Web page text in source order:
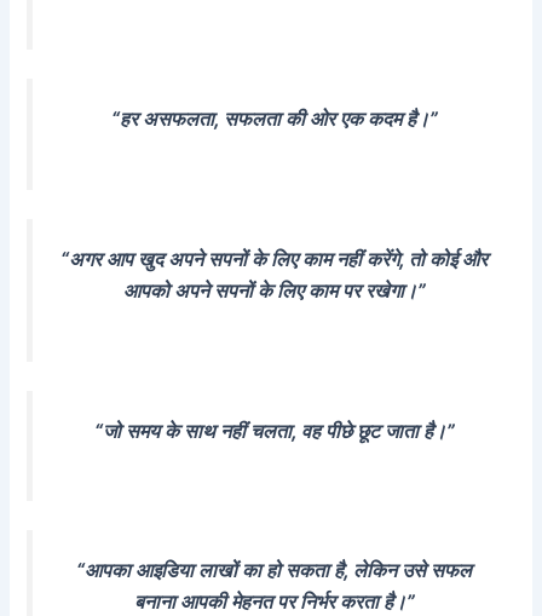
“हर असफलता, सफलता की ओर एक कदम है।”
“अगर आप खुद अपने सपनों के लिए काम नहीं करेंगे, तो कोई और
आपको अपने सपनों के लिए काम पर रखेगा।”
“जो समय के साथ नहीं चलता, वह पीछे छूट जाता है।”
“आपका आइडिया लाखों का हो सकता है, लेकिन उसे सफल
बनाना आपकी मेहनत पर निर्भर करता है।”